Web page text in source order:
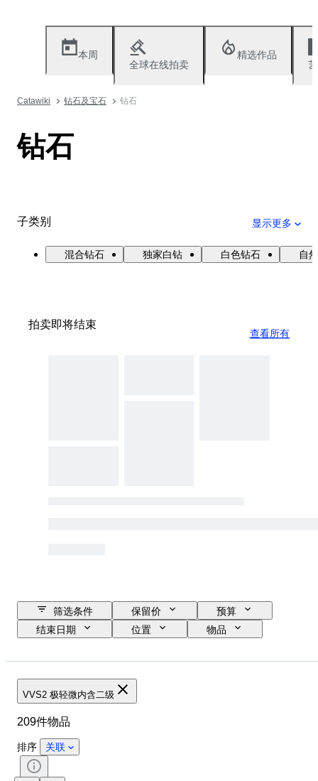
本周
全球在线拍卖
精选作品
Catawiki 钻石及宝石 钻石
钻石
子类别 显示更多
混合钻石 独家白钻 白色钻石 自
拍卖即将结束
查看所有
筛选条件 保留价
预算
结束日期
位置
物品
抛光（钻石）
切割等级
花式色彩强度
VVS2 极轻微内含二级
209件物品
排序 关联